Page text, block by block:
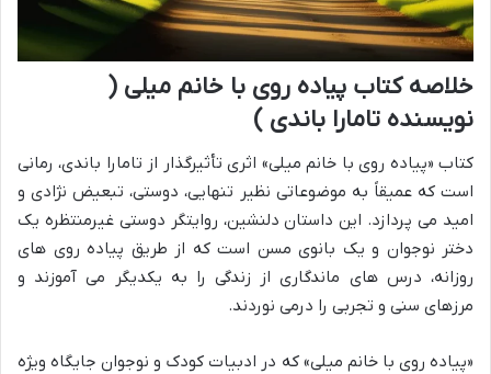
خلاصه کتاب پیاده روی با خانم میلی (
نویسنده تامارا باندی )
کتاب «پیاده روی با خانم میلی» اثری تأثیرگذار از تامارا باندی، رمانی
است که عمیقاً به موضوعاتی نظیر تنهایی، دوستی، تبعیض نژادی و
امید می پردازد. این داستان دلنشین، روایتگر دوستی غیرمنتظره یک
دختر نوجوان و یک بانوی مسن است که از طریق پیاده روی های
روزانه، درس های ماندگاری از زندگی را به یکدیگر می آموزند و
مرزهای سنی و تجربی را درمی نوردند.
«پیاده روی با خانم میلی» که در ادبیات کودک و نوجوان جایگاه ویژه